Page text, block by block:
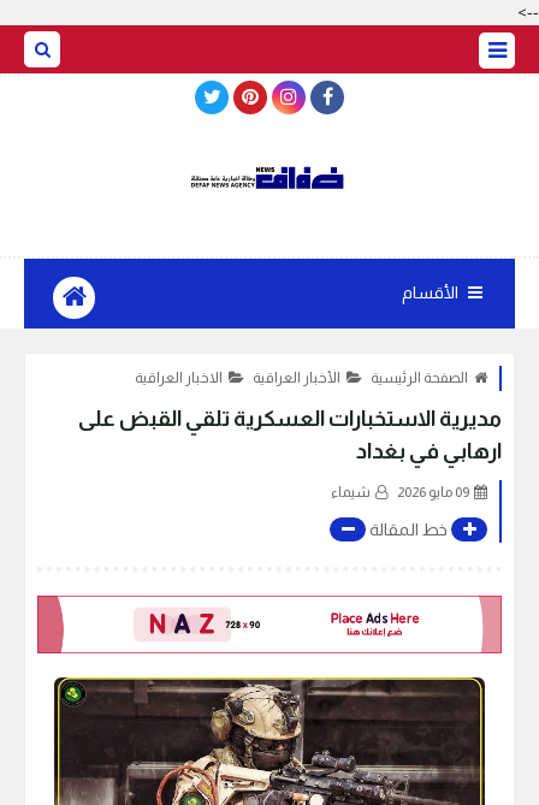
-->
الأقسام
الصفحة الرئيسية الأخبار العراقية الاخبار العراقية
مديرية الاستخبارات العسكرية تلقي القبض على
ارهابي في بغداد
09 مايو 2026 شيماء
خط المقالة